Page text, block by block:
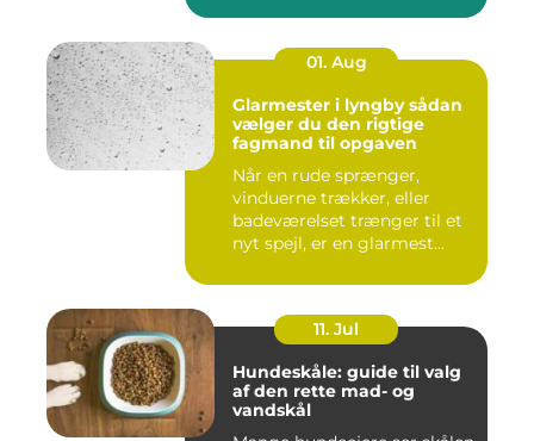
01. Aug
Glarmester i lyngby sådan
vælger du den rigtige
fagmand til opgaven
Når en rude sprænger,
vinduerne trækker, eller
badeværelset trænger til et
nyt spejl, er en glarmest...
11. Jul
Hundeskåle: guide til valg
af den rette mad- og
vandskål